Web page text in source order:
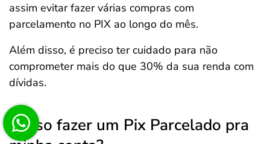
assim evitar fazer várias compras com
parcelamento no PIX ao longo do mês.
Além disso, é preciso ter cuidado para não
comprometer mais do que 30% da sua renda com
dívidas.
Posso fazer um Pix Parcelado pra